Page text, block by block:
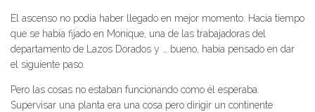
El ascenso no podía haber llegado en mejor momento. Hacía tiempo
que se había fijado en Monique, una de las trabajadoras del
departamento de Lazos Dorados y … bueno, había pensado en dar
el siguiente paso.
Pero las cosas no estaban funcionando como él esperaba.
Supervisar una planta era una cosa pero dirigir un continente